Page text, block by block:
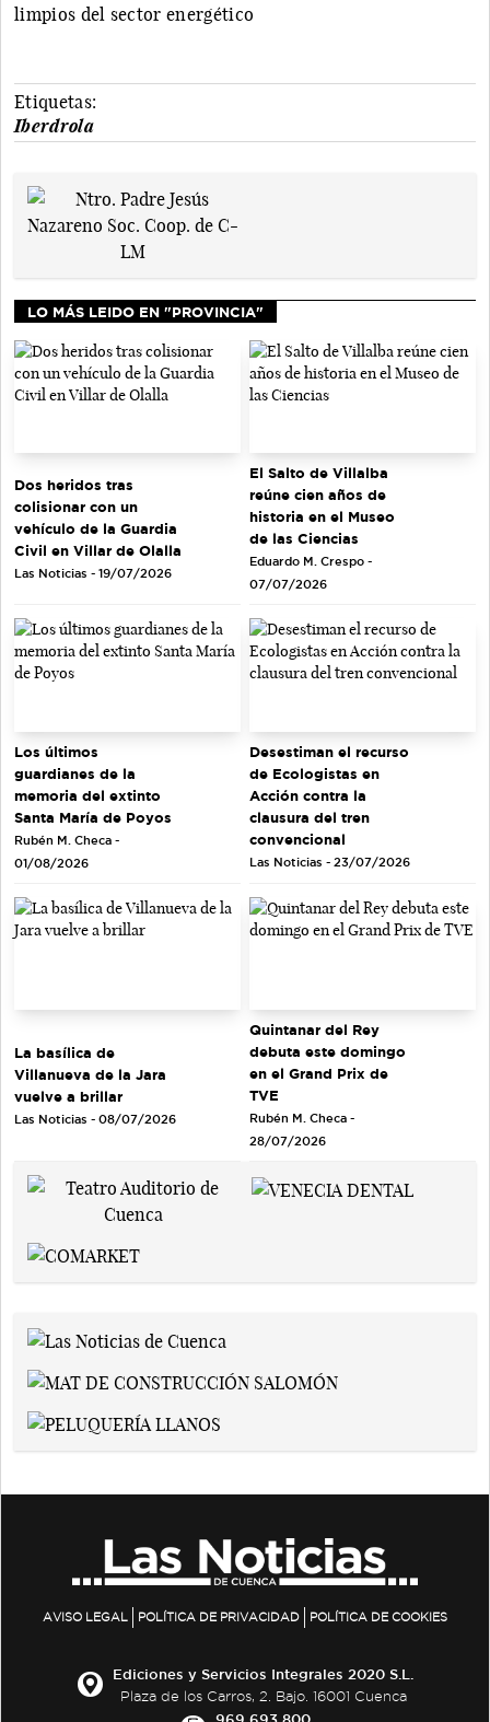
limpios del sector energético
Etiquetas:
Iberdrola
LO MÁS LEIDO EN "PROVINCIA"
Dos heridos tras
colisionar con un
vehículo de la Guardia
Civil en Villar de Olalla
Las Noticias - 19/07/2026
El Salto de Villalba
reúne cien años de
historia en el Museo
de las Ciencias
Eduardo M. Crespo -
07/07/2026
Los últimos
guardianes de la
memoria del extinto
Santa María de Poyos
Rubén M. Checa -
01/08/2026
Desestiman el recurso
de Ecologistas en
Acción contra la
clausura del tren
convencional
Las Noticias - 23/07/2026
La basílica de
Villanueva de la Jara
vuelve a brillar
Las Noticias - 08/07/2026
Quintanar del Rey
debuta este domingo
en el Grand Prix de
TVE
Rubén M. Checa -
28/07/2026
AVISO LEGAL POLÍTICA DE PRIVACIDAD POLÍTICA DE COOKIES
Ediciones y Servicios Integrales 2020 S.L.
Plaza de los Carros, 2. Bajo. 16001 Cuenca